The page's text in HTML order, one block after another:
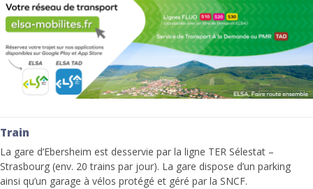
Train
La gare d’Ebersheim est desservie par la ligne TER Sélestat –
Strasbourg (env. 20 trains par jour). La gare dispose d’un parking
ainsi qu’un garage à vélos protégé et géré par la SNCF.